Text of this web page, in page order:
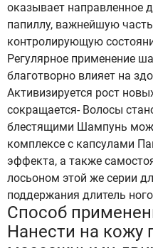
оказывает направленное
папиллу, важнейшую
контролирующую
Регулярное применение
благотворно влияет на
Активизируется рост
сокращается- Волосы
блестящими Шампунь
комплексе с капсулами
эффекта, а также
лосьоном этой же серии
поддержания длитель
Способ
Нанести на кожу